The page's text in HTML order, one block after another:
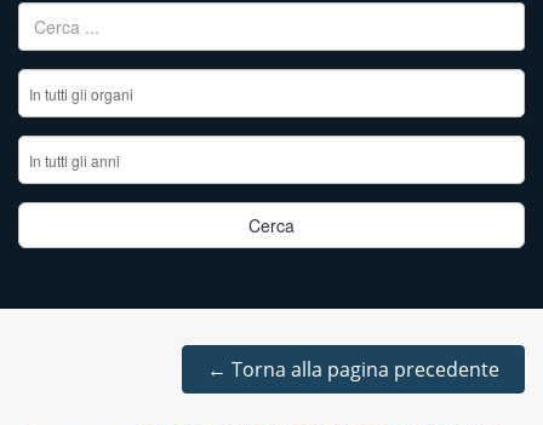
Ricerca per:
← Torna alla pagina precedente